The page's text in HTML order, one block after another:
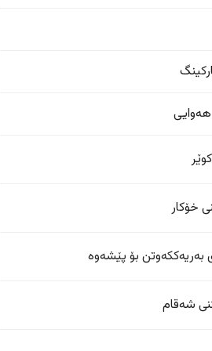
خۆکار
بەریەککەوتن بۆ پێشەوە
شەقام